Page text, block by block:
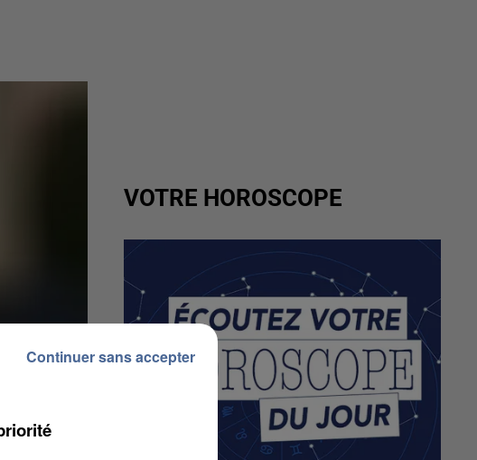
VOTRE HOROSCOPE
Continuer sans accepter